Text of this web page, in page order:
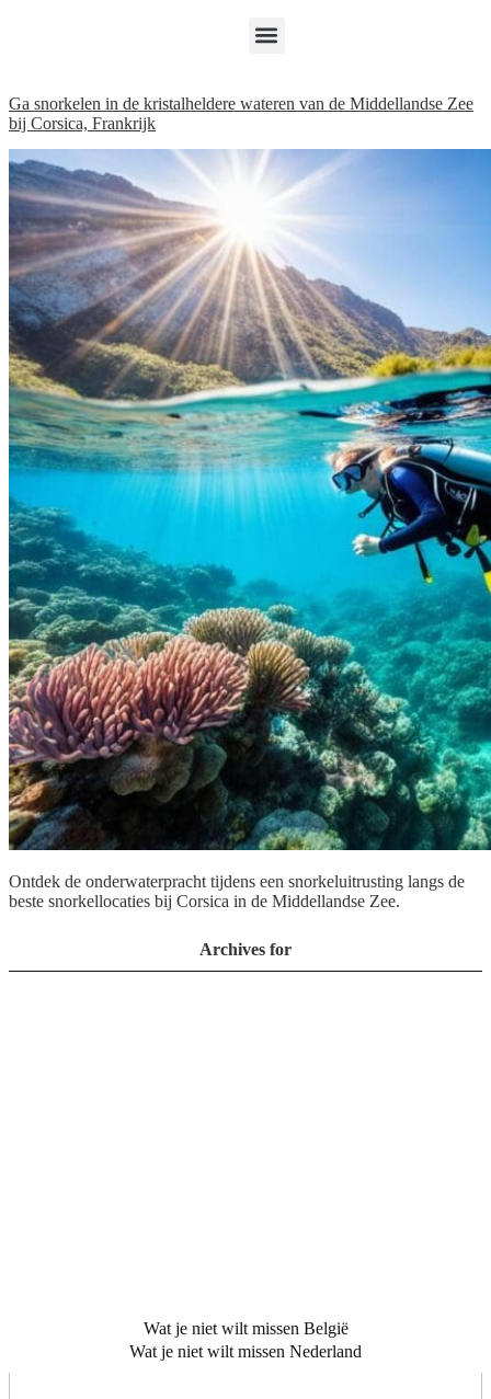
Ga snorkelen in de kristalheldere wateren van de Middellandse Zee
bij Corsica, Frankrijk
Ontdek de onderwaterpracht tijdens een snorkeluitrusting langs de
beste snorkellocaties bij Corsica in de Middellandse Zee.
Archives for
Wat je niet wilt missen België
Wat je niet wilt missen Nederland